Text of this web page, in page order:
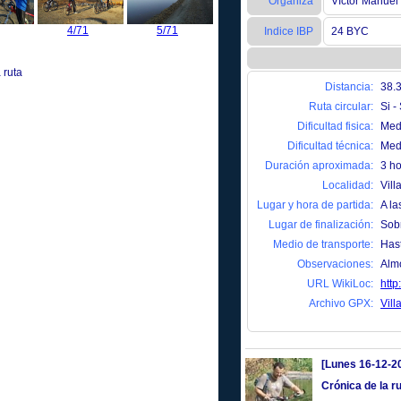
4/71 5/71 (1) 7/71
ruta
Indice IBP 24 BYC
Distancia:
Ruta circular: Si -
Dificultad fisica:
Dificultad técnica:
Duración aproximada: 3
Localidad:
Lugar y hora de partida: A
Lugar de finalización:
Medio de transporte:
Observaciones:
URL WikiLoc:
Archivo GPX:
[Lunes 16-12-
Crónica de la